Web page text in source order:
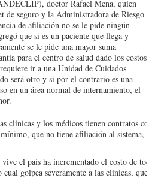
doc­tor Rafael Mena, quien
de seguro y la Ad­ministradora de Riesgo
de afiliación no se le pide ningún
que si es un pa­ciente que llega y
se le pide una mayor suma
para el centro de sa­lud dado los costos
ir a una Unidad de Cuidados
será otro y si por el con­trario es una
en un área normal de in­ternamiento, el
clínicas y los médicos tienen contratos
que no tiene afi­liación al sistema,
el país ha in­crementado el costo de
golpea se­veramente a las clínicas, que